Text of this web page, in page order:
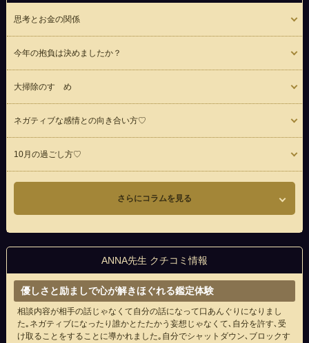
思考とお金の関係
今年の抱負は決めましたか？
大掃除のすゝめ
ネガティブな感情との向き合い方♡
10月の過ごし方♡
さらにコラムを見る
ANNA先生 クチコミ情報
優しさと励ましで心が解きほぐれる鑑定体験
相談内容が相手の話じゃなくて自分の話になって口あんぐりになりまし
た｡ネガティブになったり誰かとたたかう妄想じゃなくて､自分を許す､受
け取ることをすることに導かれました｡自分でシャットダウン､ブロックす